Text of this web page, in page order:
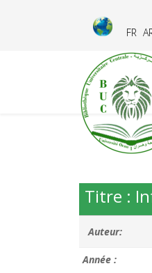
FR
Titre :
Auteur:
Année :